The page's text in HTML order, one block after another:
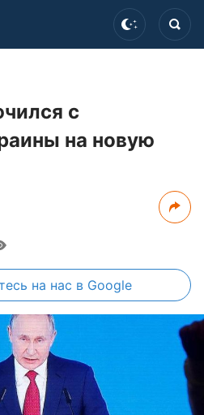
с
на новую
на нас в Google